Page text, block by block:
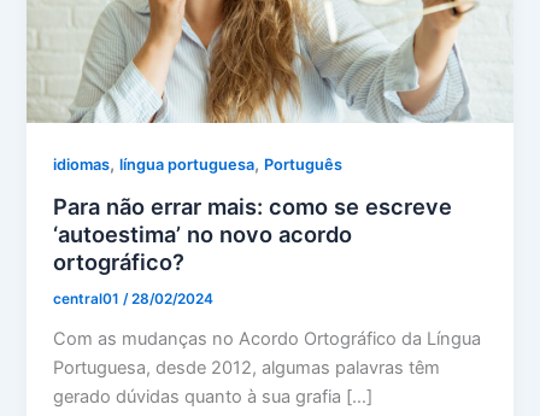
idiomas,língua portuguesa, Português
Para não errar mais: como se escreve
‘autoestima’ no novo acordo
ortográfico?
central01/28/02/2024
Com as mudanças no Acordo Ortográfico da Língua
Portuguesa, desde 2012, algumas palavras têm
gerado dúvidas quanto à sua grafia […]